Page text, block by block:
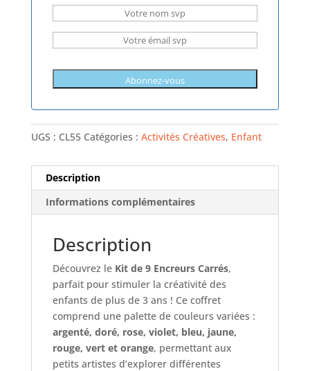
UGS : CL55 Catégories : Activités Créatives, Enfant
Description
Informations complémentaires
Description
Découvrez le Kit de 9 Encreurs Carrés,
parfait pour stimuler la créativité des
enfants de plus de 3 ans ! Ce coffret
comprend une palette de couleurs variées :
argenté, doré, rose, violet, bleu, jaune,
rouge, vert et orange, permettant aux
petits artistes d’explorer différentes